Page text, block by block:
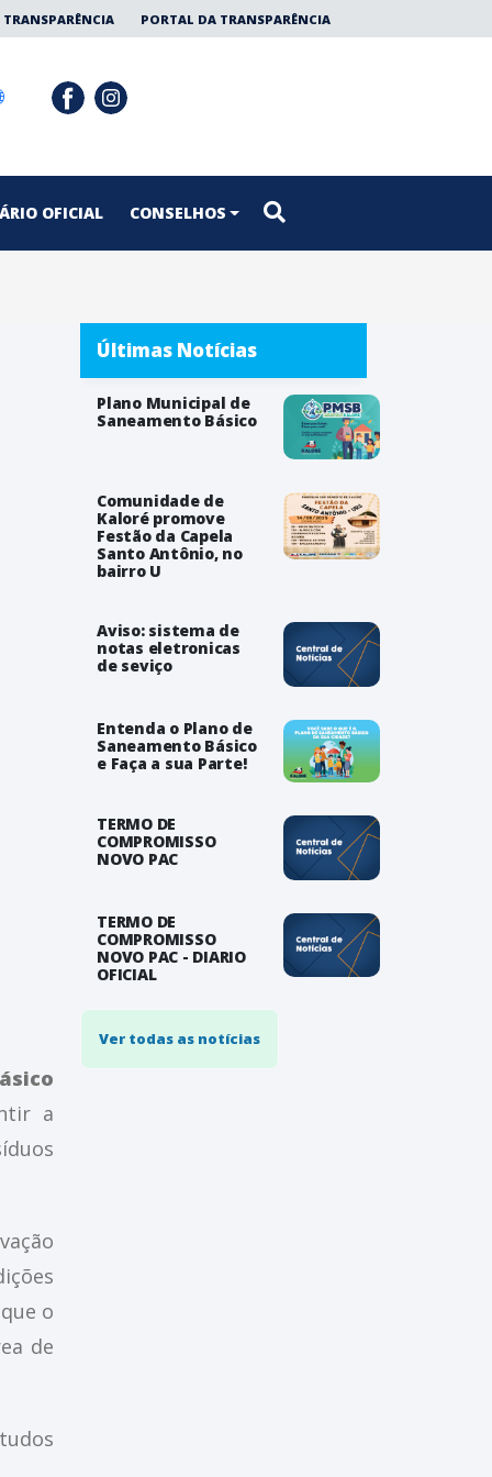
PORTAL DA TRANSPARÊNCIA
OFICIAL CONSELHOS
a
o
de
Últimas Notícias
Plano Municipal de
Saneamento Básico
Comunidade de
Kaloré promove
Festão da Capela
Santo Antônio, no
bairro U
Aviso: sistema de
notas eletronicas
de seviço
Entenda o Plano de
Saneamento Básico
e Faça a sua Parte!
TERMO DE
COMPROMISSO
NOVO PAC
TERMO DE
COMPROMISSO
NOVO PAC - DIARIO
OFICIAL
Ver todas as notícias